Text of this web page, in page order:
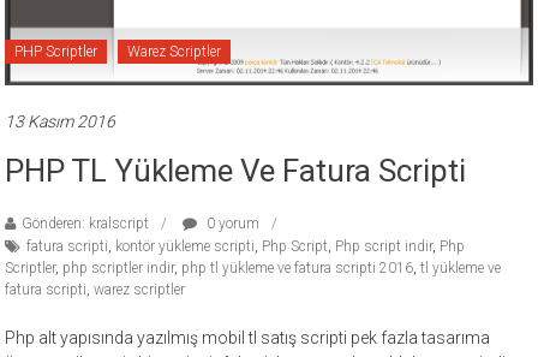
PHP Scriptler Warez Scriptler
13 Kasım 2016
PHP TL Yükleme Ve Fatura Scripti
Gönderen: kralscript
0 yorum
fatura scripti kontör yükleme scripti Php Script Php script indir, Php
Scriptler, php scriptler indir, php tl yükleme ve fatura scripti 2016 ,tl yükleme ve
fatura scripti ,warez scriptler
Php alt yapısında yazılmış mobil tl satış scripti pek fazla tasarıma